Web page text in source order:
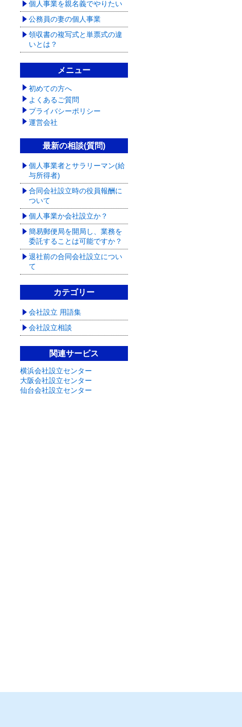
個人事業を親名義でやりたい
公務員の妻の個人事業
領収書の複写式と単票式の違
いとは？
メニュー
初めての方へ
よくあるご質問
プライバシーポリシー
運営会社
最新の相談(質問)
個人事業者とサラリーマン(給
与所得者)
合同会社設立時の役員報酬に
ついて
個人事業か会社設立か？
簡易郵便局を開局し、業務を
委託することは可能ですか？
退社前の合同会社設立につい
て
カテゴリー
会社設立 用語集
会社設立相談
関連サービス
横浜会社設立センター
大阪会社設立センター
仙台会社設立センター